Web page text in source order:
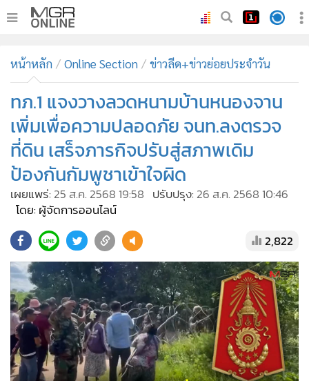
ทันเหตุการณ์
• ภาคใต้
ภูมิภาค
Online Section
• บันเทิง
• ผู้จัดการรายวัน
• คอลัมนิสต์
• CbizReview
• Cyber BIZ
• ผู้จัดกวน
• Good health & Well-being
• Green Innovation & SD
• Management & HR
• MGR Live
หน้าหลัก Online Section ข่าวลีด+ข่าวย่อยประจำวัน
ทภ.1 แจงวางลวดหนามบ้านหนองจาน
เพิ่มเพื่อความปลอดภัย จนท.ลงตรวจ
ที่ดิน เสร็จภารกิจปรับสู่สภาพเดิม
ป้องกันกัมพูชาเข้าใจผิด
เผยแพร่: 25 ส.ค. 2568 19:58 ปรับปรุง: 26 ส.ค. 2568 10:46
โดย: ผู้จัดการออนไลน์
2,822